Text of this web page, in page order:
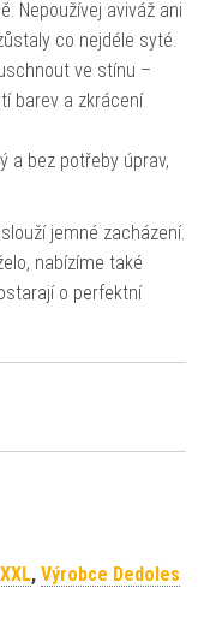
Nepoužívej aviváž ani
co nejdéle syté.
ve stínu –
barev a zkrácení
a bez potřeby úprav,
jemné zacházení.
nabízíme také
o perfektní
, Výrobce Dedoles